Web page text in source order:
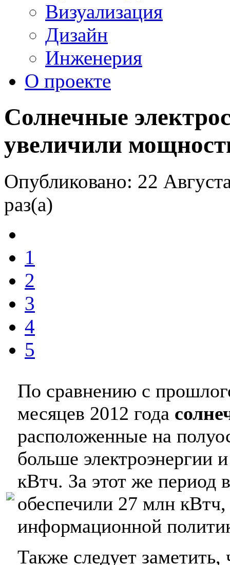
Визуализация
Дизайн
Инженерия
О проекте
Солнечные
увеличили
Опубликовано: 22
раз(а)
1
2
3
4
5
По сравнению с
месяцев 2012 года
расположенные на
больше электроэнергии
кВтч. За этот же период
обеспечили 27 млн
информационной
Также следует заметить,